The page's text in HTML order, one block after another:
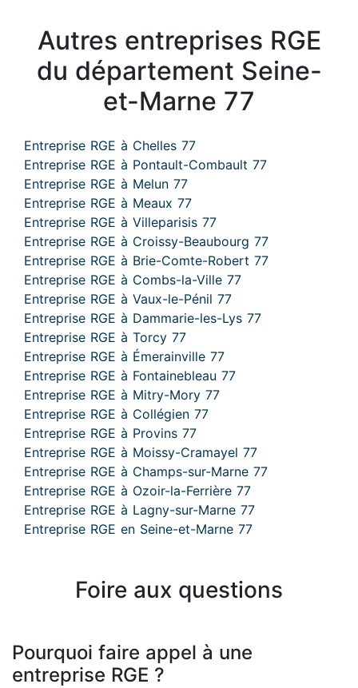
Autres entreprises RGE
du département Seine-
et-Marne 77
Entreprise RGE à Chelles 77
Entreprise RGE à Pontault-Combault 77
Entreprise RGE à Melun 77
Entreprise RGE à Meaux 77
Entreprise RGE à Villeparisis 77
Entreprise RGE à Croissy-Beaubourg 77
Entreprise RGE à Brie-Comte-Robert 77
Entreprise RGE à Combs-la-Ville 77
Entreprise RGE à Vaux-le-Pénil 77
Entreprise RGE à Dammarie-les-Lys 77
Entreprise RGE à Torcy 77
Entreprise RGE à Émerainville 77
Entreprise RGE à Fontainebleau 77
Entreprise RGE à Mitry-Mory 77
Entreprise RGE à Collégien 77
Entreprise RGE à Provins 77
Entreprise RGE à Moissy-Cramayel 77
Entreprise RGE à Champs-sur-Marne 77
Entreprise RGE à Ozoir-la-Ferrière 77
Entreprise RGE à Lagny-sur-Marne 77
Entreprise RGE en Seine-et-Marne 77
Foire aux questions
Pourquoi faire appel à une
entreprise RGE ?